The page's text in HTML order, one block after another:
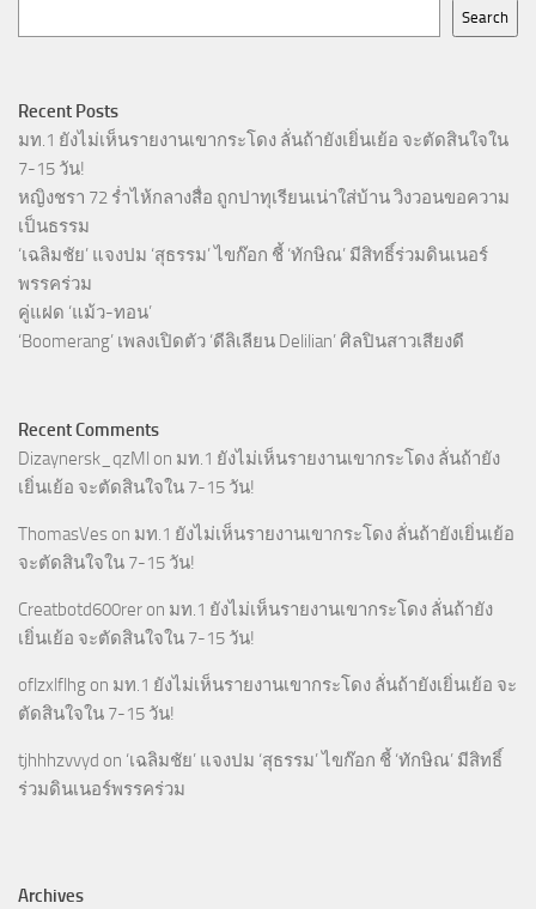
Search
Recent Posts
มท.1 ยังไม่เห็นรายงานเขากระโดง ลั่นถ้ายังเยิ่นเย้อ จะตัดสินใจใน
7-15 วัน!
หญิงชรา 72 ร่ำไห้กลางสื่อ ถูกปาทุเรียนเน่าใส่บ้าน วิงวอนขอความ
เป็นธรรม
‘เฉลิมชัย’ แจงปม ‘สุธรรม’ ไขก๊อก ชี้ ‘ทักษิณ’ มีสิทธิ์ร่วมดินเนอร์
พรรคร่วม
คู่แฝด ‘แม้ว-ทอน’
‘Boomerang’ เพลงเปิดตัว ‘ดีลิเลียน Delilian’ ศิลปินสาวเสียงดี
Recent Comments
Dizaynersk_qzMl on มท.1 ยังไม่เห็นรายงานเขากระโดง ลั่นถ้ายัง
เยิ่นเย้อ จะตัดสินใจใน 7-15 วัน!
ThomasVes on มท.1 ยังไม่เห็นรายงานเขากระโดง ลั่นถ้ายังเยิ่นเย้อ
จะตัดสินใจใน 7-15 วัน!
Creatbotd600rer on มท.1 ยังไม่เห็นรายงานเขากระโดง ลั่นถ้ายัง
เยิ่นเย้อ จะตัดสินใจใน 7-15 วัน!
oflzxlflhg on มท.1 ยังไม่เห็นรายงานเขากระโดง ลั่นถ้ายังเยิ่นเย้อ จะ
ตัดสินใจใน 7-15 วัน!
tjhhhzvvyd on ‘เฉลิมชัย’ แจงปม ‘สุธรรม’ ไขก๊อก ชี้ ‘ทักษิณ’ มีสิทธิ์
ร่วมดินเนอร์พรรคร่วม
Archives